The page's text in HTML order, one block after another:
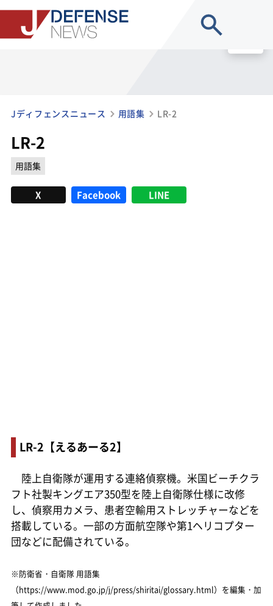
Jディフェンスニュース 用語集 LR-2
LR-2
用語集
X Facebook LINE
LR-2【えるあーる2】
陸上自衛隊が運用する連絡偵察機。米国ビーチクラ
フト社製キングエア350型を陸上自衛隊仕様に改修
し、偵察用カメラ、患者空輸用ストレッチャーなどを
搭載している。一部の方面航空隊や第1ヘリコプター
団などに配備されている。
※防衛省・自衛隊 用語集
（https://www.mod.go.jp/j/press/shiritai/glossary.html）を編集・加